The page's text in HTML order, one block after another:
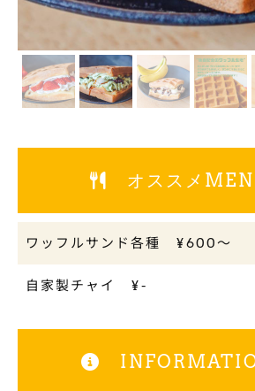
オススメ
ワッフルサンド各種 ¥600〜
自家製チャイ ¥-